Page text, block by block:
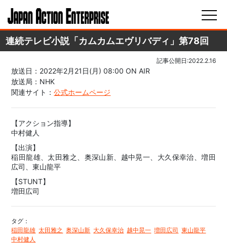
連続テレビ小説「カムカムエヴリバディ」第78回
記事公開日:2022.2.16
放送日：2022年2月21日(月) 08:00 ON AIR
放送局：NHK
関連サイト：公式ホームページ
【アクション指導】
中村健人
【出演】
稲田龍雄、太田雅之、奥深山新、越中晃一、大久保幸治、増田
広司、東山龍平
【STUNT】
増田広司
タグ：
稲田龍雄 太田雅之 奥深山新 大久保幸治 越中晃一 増田広司 東山龍平
中村健人